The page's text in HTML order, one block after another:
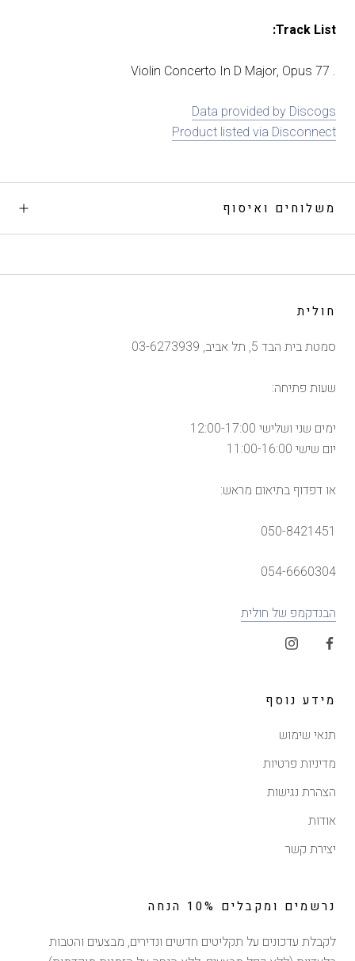
Track List:
. Violin Concerto In D Major, Opus 77
Data provided by Discogs
Product listed via Disconnect
משלוחים ואיסוף
חולית
סמטת בית הבד 5, תל אביב, 03-6273939
שעות פתיחה:
ימים שני ושלישי 12:00-17:00
יום שישי 11:00-16:00
או דפדוף בתיאום מראש:
050-8421451
054-6660304
הבנדקמפ של חולית
מידע נוסף
תנאי שימוש
מדיניות פרטיות
הצהרת נגישות
אודות
יצירת קשר
נרשמים ומקבלים 10% הנחה
לקבלת עדכונים על תקליטים חדשים ונדירים, מבצעים והטבות